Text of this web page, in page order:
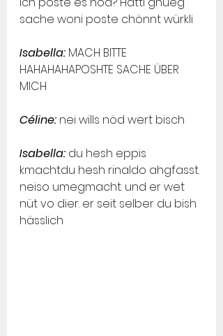
sache woni poste chönnt würkli
Isabella: MACH BITTE
HAHAHAHAPOSHTE SACHE ÜBER
MICH
Céline: nei wills nöd wert bisch
Isabella: du hesh eppis
kmachtdu hesh rinaldo ahgfasst.
neiso ume­gmacht. und er wet
nüt vo dier. er seit selber du bish
hässlich